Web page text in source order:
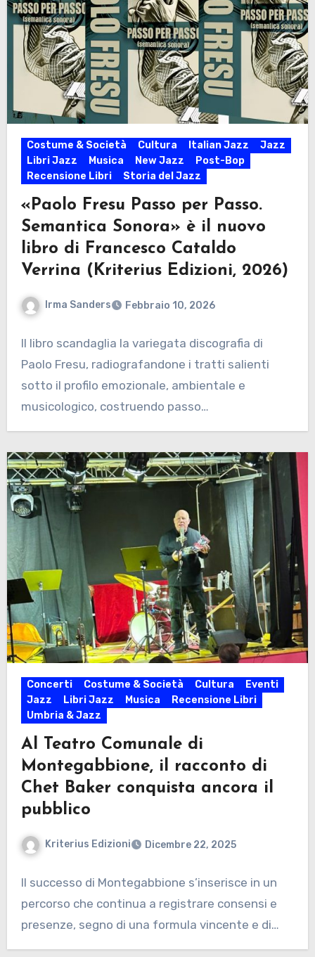
Costume & Società Cultura Italian Jazz
Jazz
Libri Jazz
Musica New Jazz
Post-Bop
Recensione Libri
Storia del Jazz
«Paolo Fresu Passo per Passo.
Semantica Sonora» è il nuovo
libro di Francesco Cataldo
Verrina (Kriterius Edizioni, 2026)
Irma Sanders Febbraio 10, 2026
Il libro scandaglia la variegata discografia di
Paolo Fresu, radiografandone i tratti salienti
sotto il profilo emozionale, ambientale e
musicologico, costruendo passo…
Concerti Costume & Società Cultura
Eventi
Jazz
Libri Jazz Musica
Recensione Libri
Umbria & Jazz
Al Teatro Comunale di
Montegabbione, il racconto di
Chet Baker conquista ancora il
pubblico
Kriterius Edizioni Dicembre 22, 2025
Il successo di Montegabbione s’inserisce in un
percorso che continua a registrare consensi e
presenze, segno di una formula vincente e di…